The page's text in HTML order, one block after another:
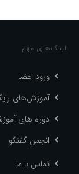
لینک‌های مهم
ورود اعضا
آموزش‌های
دوره های
انجمن گفتگو
تماس با ما